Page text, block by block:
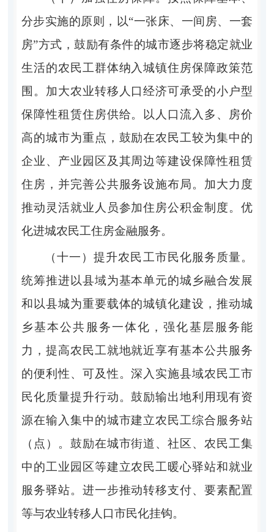
分步实施的原则，以“一张床、一间房、一套
房”方式，鼓励有条件的城市逐步将稳定就业
生活的农民工群体纳入城镇住房保障政策范
围。加大农业转移人口经济可承受的小户型
保障性租赁住房供给。以人口流入多、房价
高的城市为重点，鼓励在农民工较为集中的
企业、产业园区及其周边等建设保障性租赁
住房，并完善公共服务设施布局。加大力度
推动灵活就业人员参加住房公积金制度。优
化进城农民工住房金融服务。
（十一）提升农民工市民化服务质量。
统筹推进以县域为基本单元的城乡融合发展
和以县城为重要载体的城镇化建设，推动城
乡基本公共服务一体化，强化基层服务能
力，提高农民工就地就近享有基本公共服务
的便利性、可及性。深入实施县域农民工市
民化质量提升行动。鼓励输出地利用现有资
源在输入集中的城市建立农民工综合服务站
（点）。鼓励在城市街道、社区、农民工集
中的工业园区等建立农民工暖心驿站和就业
服务驿站。进一步推动转移支付、要素配置
等与农业转移人口市民化挂钩。